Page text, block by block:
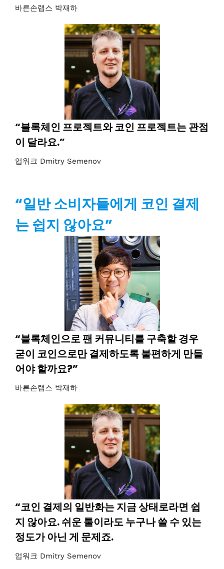
바른손랩스 박재하
“블록체인 프로젝트와 코인 프로젝트는 관점
이 달라요.”
업워크 Dmitry Semenov
“일반 소비자들에게 코인 결제
는 쉽지 않아요”
“블록체인으로 팬 커뮤니티를 구축할 경우
굳이 코인으로만 결제하도록 불편하게 만들
어야 할까요?”
바른손랩스 박재하
“코인 결제의 일반화는 지금 상태로라면 쉽
지 않아요. 쉬운 툴이라도 누구나 쓸 수 있는
정도가 아닌 게 문제죠.
업워크 Dmitry Semenov